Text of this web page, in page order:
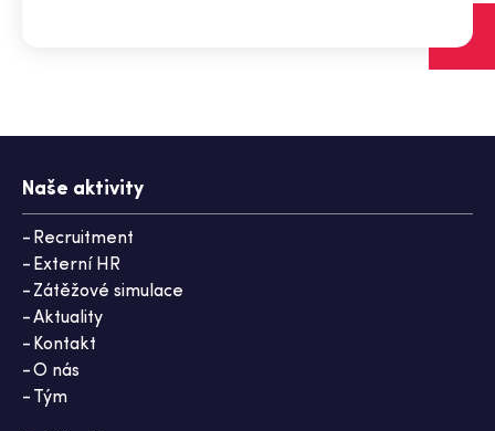
Naše aktivity
Recruitment
Externí HR
Zátěžové simulace
Aktuality
Kontakt
O nás
Tým